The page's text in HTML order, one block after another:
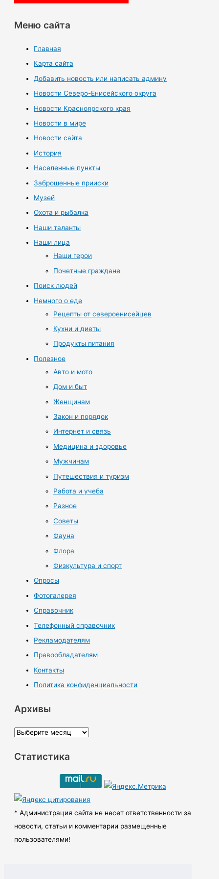
Меню сайта
Главная
Карта сайта
Добавить новость или написать админу
Новости Северо-Енисейского округа
Новости Красноярского края
Новости в мире
Новости сайта
История
Населенные пункты
Заброшенные прииски
Музей
Охота и рыбалка
Наши таланты
Наши лица
Наши герои
Почетные граждане
Поиск людей
Немного о еде
Рецепты от североенисейцев
Кухни и диеты
Продукты питания
Полезное
Авто и мото
Дом и быт
Женщинам
Закон и порядок
Интернет и связь
Медицина и здоровье
Мужчинам
Путешествия и туризм
Работа и учеба
Разное
Советы
Фауна
Флора
Физкультура и спорт
Опросы
Фотогалерея
Справочник
Телефонный справочник
Рекламодателям
Правообладателям
Контакты
Политика конфиденциальности
Архивы
А
х
ы
Статистика
* Администрация сайта не несет ответственности за
новости, статьи и комментарии размещенные
пользователями!